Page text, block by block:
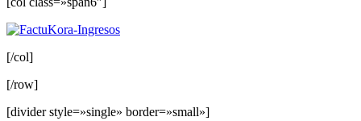
[/col]
[/row]
[divider style=»single» border=»small»]